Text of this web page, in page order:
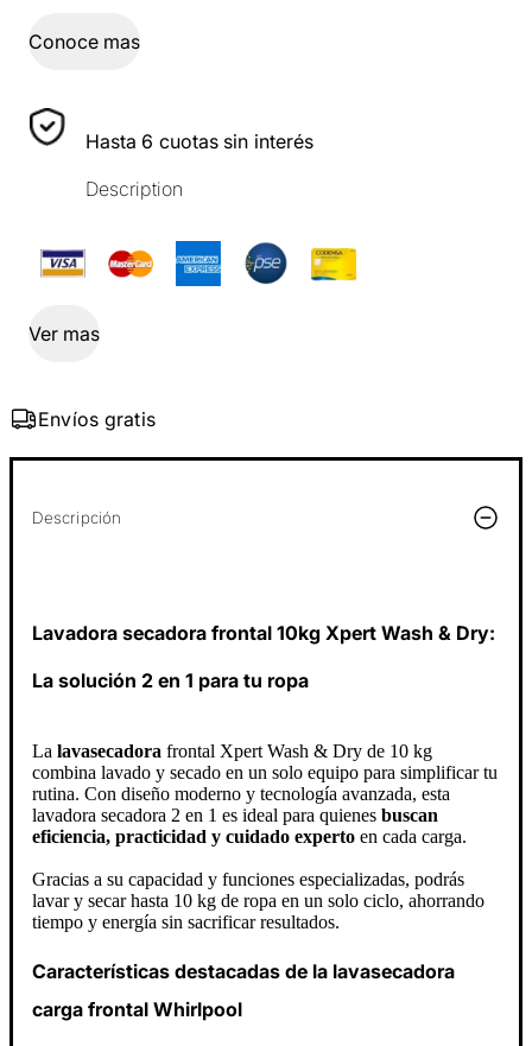
Conoce mas
Hasta 6 cuotas sin interés
Description
Ver mas
Envíos gratis
Descripción
Lavadora secadora frontal 10kg Xpert Wash & Dry:
La solución 2 en 1 para tu ropa
La lavasecadora frontal Xpert Wash & Dry de 10 kg
combina lavado y secado en un solo equipo para simplificar tu
rutina. Con diseño moderno y tecnología avanzada, esta
lavadora secadora 2 en 1 es ideal para quienes buscan
eficiencia, practicidad y cuidado experto en cada carga.
Gracias a su capacidad y funciones especializadas, podrás
lavar y secar hasta 10 kg de ropa en un solo ciclo, ahorrando
tiempo y energía sin sacrificar resultados.
Características destacadas de la lavasecadora
carga frontal Whirlpool